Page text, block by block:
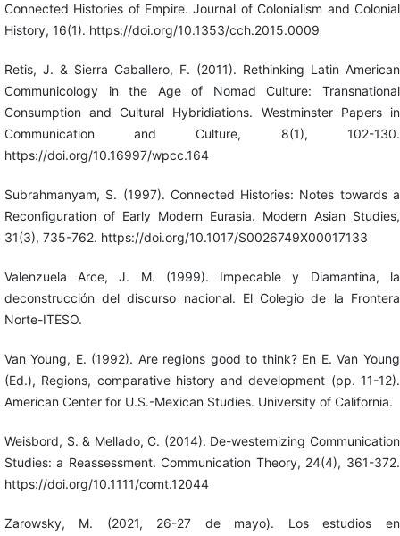
Connected Histories of Empire. Journal of Colonialism and Colonial
History, 16(1). https://doi.org/10.1353/cch.2015.0009
Retis, J. & Sierra Caballero, F. (2011). Rethinking Latin American
Communicology in the Age of Nomad Culture: Transnational
Consumption and Cultural Hybridiations. Westminster Papers in
Communication and Culture, 8(1), 102-130.
https://doi.org/10.16997/wpcc.164
Subrahmanyam, S. (1997). Connected Histories: Notes towards a
Reconfiguration of Early Modern Eurasia. Modern Asian Studies,
31(3), 735-762. https://doi.org/10.1017/S0026749X00017133
Valenzuela Arce, J. M. (1999). Impecable y Diamantina, la
deconstrucción del discurso nacional. El Colegio de la Frontera
Norte-ITESO.
Van Young, E. (1992). Are regions good to think? En E. Van Young
(Ed.), Regions, comparative history and development (pp. 11-12).
American Center for U.S.-Mexican Studies. University of California.
Weisbord, S. & Mellado, C. (2014). De-westernizing Communication
Studies: a Reassessment. Communication Theory, 24(4), 361-372.
https://doi.org/10.1111/comt.12044
Zarowsky, M. (2021, 26-27 de mayo). Los estudios en